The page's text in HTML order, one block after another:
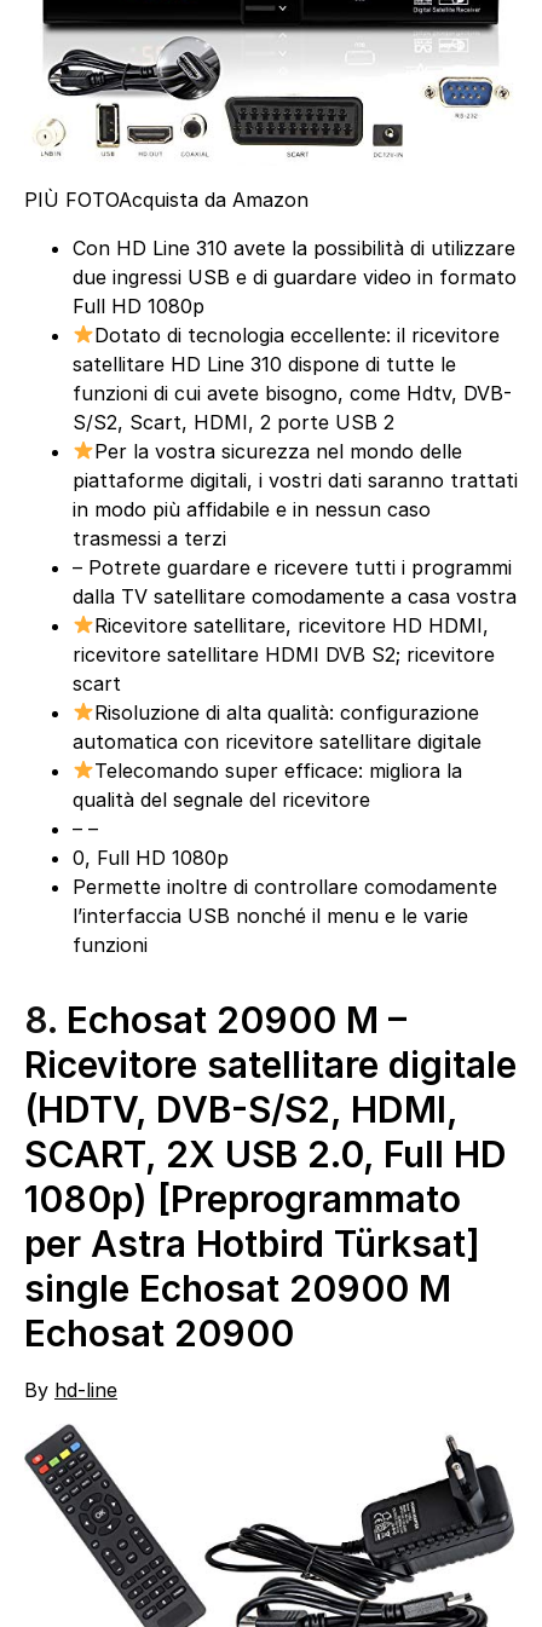
PIÙ FOTOAcquista da Amazon
Con HD Line 310 avete la possibilità di utilizzare
due ingressi USB e di guardare video in formato
Full HD 1080p
Dotato di tecnologia eccellente: il ricevitore
satellitare HD Line 310 dispone di tutte le
funzioni di cui avete bisogno, come Hdtv, DVB-
S/S2, Scart, HDMI, 2 porte USB 2
Per la vostra sicurezza nel mondo delle
piattaforme digitali, i vostri dati saranno trattati
in modo più affidabile e in nessun caso
trasmessi a terzi
– Potrete guardare e ricevere tutti i programmi
dalla TV satellitare comodamente a casa vostra
Ricevitore satellitare, ricevitore HD HDMI,
ricevitore satellitare HDMI DVB S2; ricevitore
scart
Risoluzione di alta qualità: configurazione
automatica con ricevitore satellitare digitale
Telecomando super efficace: migliora la
qualità del segnale del ricevitore
– –
0, Full HD 1080p
Permette inoltre di controllare comodamente
l’interfaccia USB nonché il menu e le varie
funzioni
8. Echosat 20900 M –
Ricevitore satellitare digitale
(HDTV, DVB-S/S2, HDMI,
SCART, 2X USB 2.0, Full HD
1080p) [Preprogrammato
per Astra Hotbird Türksat]
single Echosat 20900 M
Echosat 20900
By hd-line